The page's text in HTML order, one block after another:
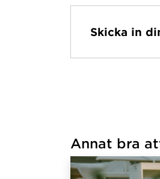
Skicka in
hämtat länkar.Annat bra